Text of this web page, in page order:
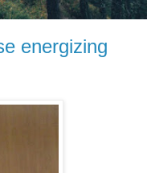
energizing